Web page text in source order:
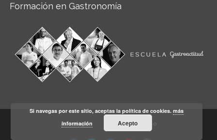
Formación en Gastronomía
Aviso legal Condiciones de Uso
Si navegas por este sitio, aceptas la política de cookies.más
información
Acepto